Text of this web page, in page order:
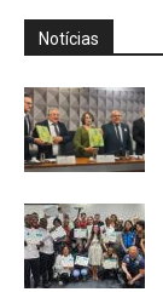
Notícias